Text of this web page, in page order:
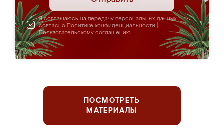
Я соглашаюсь на передачу персональных данных
согласно Политике конфиденциальности
Пользовательскому соглашению
ПОСМОТРЕТЬ
МАТЕРИАЛЫ